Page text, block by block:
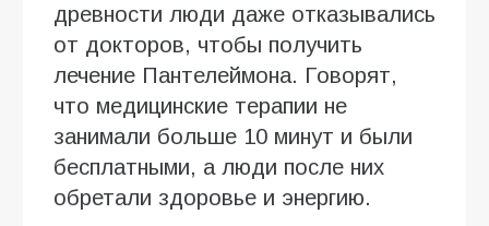
древности люди даже отказывались
от докторов, чтобы получить
лечение Пантелеймона. Говорят,
что медицинские терапии не
занимали больше 10 минут и были
бесплатными, а люди после них
обретали здоровье и энергию.